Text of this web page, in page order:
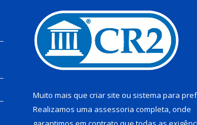
Muito mais que criar site ou sistema para
Realizamos uma assessoria completa, onde